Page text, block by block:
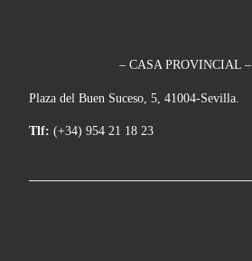
– CASA PROVINCIAL –
Plaza del Buen Suceso, 5, 41004-Sevilla.
Tlf: (+34) 954 21 18 23